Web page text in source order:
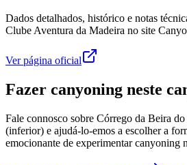
Dados detalhados, histórico e notas
Clube Aventura da Madeira no site
Ver página oficial
Fazer canyoning neste
Fale connosco sobre Córrego da Beira
(inferior) e ajudá-lo-emos a escolher a
emocionante de experimentar canyoning